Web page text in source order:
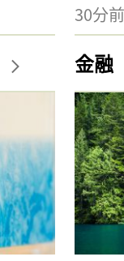
30分前
金融